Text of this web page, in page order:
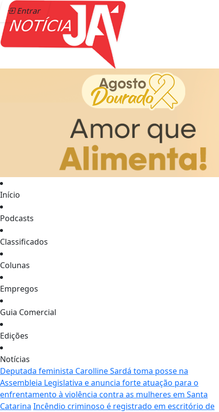
Entrar
Início
Podcasts
Classificados
Colunas
Empregos
Guia Comercial
Edições
Notícias
Deputada feminista Carolline Sardá toma posse na
Assembleia Legislativa e anuncia forte atuação para o
enfrentamento à violência contra as mulheres em Santa
Catarina Incêndio criminoso é registrado em escritório de